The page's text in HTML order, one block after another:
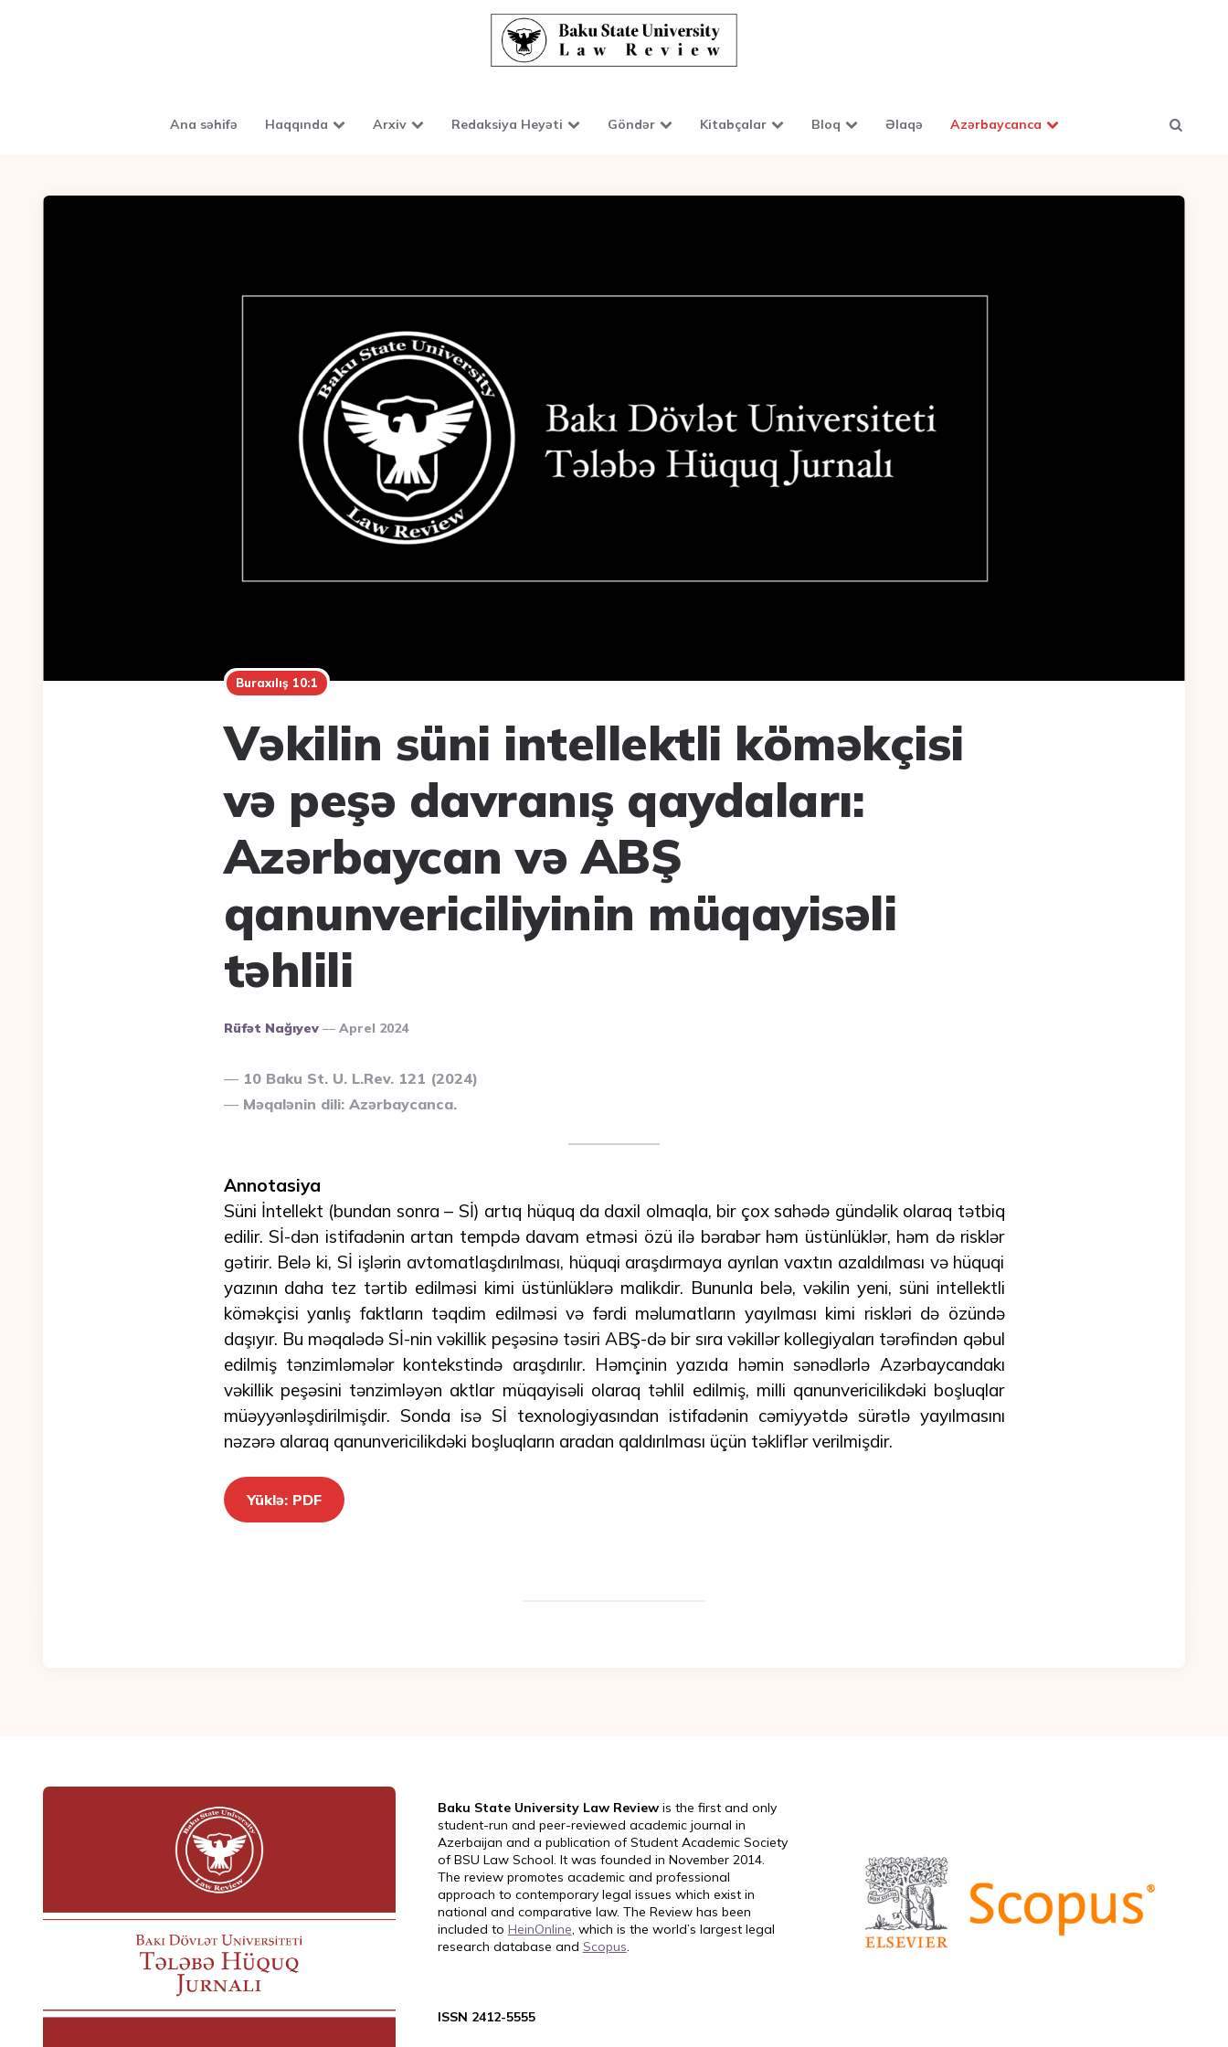
Ana səhifə Haqqında Arxiv Redaksiya Heyəti Göndər Kitabçalar Bloq Əlaqə Azərbaycanca
Buraxılış 10:1
Vəkilin süni intellektli köməkçisi
və peşə davranış qaydaları:
Azərbaycan və ABŞ
qanunvericiliyinin müqayisəli
təhlili
Posted
Rüfət Nağıyev Aprel 2024
10 Baku St. U. L.Rev. 121 (2024)
Məqalənin dili: Azərbaycanca.
Annotasiya
Süni İntellekt (bundan sonra – Sİ) artıq hüquq da daxil olmaqla, bir çox sahədə gündəlik olaraq tətbiq
edilir. Sİ-dən istifadənin artan tempdə davam etməsi özü ilə bərabər həm üstünlüklər, həm də risklər
gətirir. Belə ki, Sİ işlərin avtomatlaşdırılması, hüquqi araşdırmaya ayrılan vaxtın azaldılması və hüquqi
yazının daha tez tərtib edilməsi kimi üstünlüklərə malikdir. Bununla belə, vəkilin yeni, süni intellektli
köməkçisi yanlış faktların təqdim edilməsi və fərdi məlumatların yayılması kimi riskləri də özündə
daşıyır. Bu məqalədə Sİ-nin vəkillik peşəsinə təsiri ABŞ-də bir sıra vəkillər kollegiyaları tərəfindən qəbul
edilmiş tənzimləmələr kontekstində araşdırılır. Həmçinin yazıda həmin sənədlərlə Azərbaycandakı
vəkillik peşəsini tənzimləyən aktlar müqayisəli olaraq təhlil edilmiş, milli qanunvericilikdəki boşluqlar
müəyyənləşdirilmişdir. Sonda isə Sİ texnologiyasından istifadənin cəmiyyətdə sürətlə yayılmasını
nəzərə alaraq qanunvericilikdəki boşluqların aradan qaldırılması üçün təkliflər verilmişdir.
Yüklə: PDF
Baku State University Law Reviewis the first and only
student-run and peer-reviewed academic journal in
Azerbaijan and a publication of Student Academic Society
of BSU Law School. It was founded in November 2014.
The review promotes academic and professional
approach to contemporary legal issues which exist in
national and comparative law. The Review has been
included to HeinOnline, which is the world’s largest legal
research database and Scopus.
ISSN 2412-5555